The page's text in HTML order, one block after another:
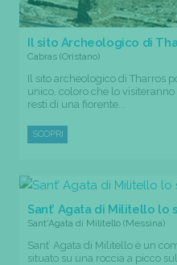
Il sito Archeologico di
Cabras (Oristano)
Il sito archeologico di Tharros
unico, coloro che lo
resti di una fiorente...
SCOPRI
Sant’ Agata di Militello
Sant'Agata di Militello (Messina)
Sant’ Agata di Militello è un
situato su una roccia a picco sul